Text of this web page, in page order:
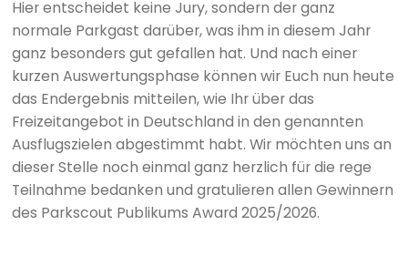
Hier entscheidet keine Jury, sondern der ganz
normale Parkgast darüber, was ihm in diesem Jahr
ganz besonders gut gefallen hat. Und nach einer
kurzen Auswertungsphase können wir Euch nun heute
das Endergebnis mitteilen, wie Ihr über das
Freizeitangebot in Deutschland in den genannten
Ausflugszielen abgestimmt habt. Wir möchten uns an
dieser Stelle noch einmal ganz herzlich für die rege
Teilnahme bedanken und gratulieren allen Gewinnern
des Parkscout Publikums Award 2025/2026.